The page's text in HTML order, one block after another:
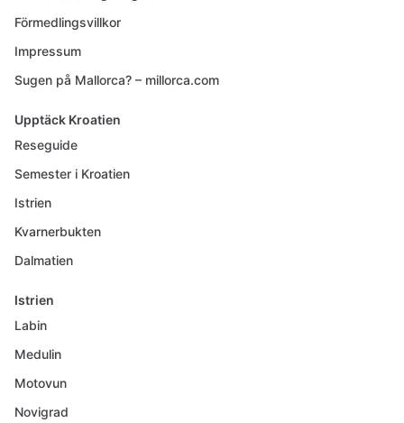
Förmedlingsvillkor
Impressum
Sugen på Mallorca? – millorca.com
Upptäck Kroatien
Reseguide
Semester i Kroatien
Istrien
Kvarnerbukten
Dalmatien
Istrien
Labin
Medulin
Motovun
Novigrad